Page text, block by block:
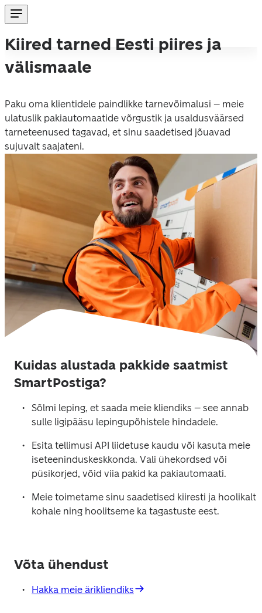
Kiired tarned Eesti piires ja
välismaale
Paku oma klientidele paindlikke tarnevõimalusi – meie
ulatuslik pakiautomaatide võrgustik ja usaldusväärsed
tarneteenused tagavad, et sinu saadetised jõuavad
sujuvalt saajateni.
Kuidas alustada pakkide saatmist
SmartPostiga?
Sõlmi leping, et saada meie kliendiks – see annab
sulle ligipääsu lepingupõhistele hindadele.
Esita tellimusi API liidetuse kaudu või kasuta meie
iseteeninduskeskkonda. Vali ühekordsed või
püsikorjed, võid viia pakid ka pakiautomaati.
Meie toimetame sinu saadetised kiiresti ja hoolikalt
kohale ning hoolitseme ka tagastuste eest.
Võta ühendust
Hakka meie ärikliendiks